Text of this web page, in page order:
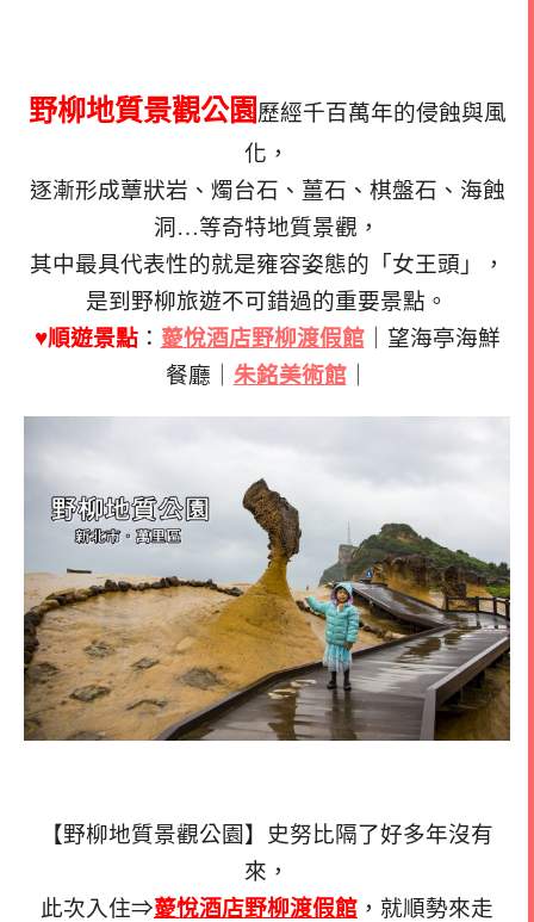
野柳地質景觀公園歷經千百萬年的侵蝕與風
化，
逐漸形成蕈狀岩、燭台石、薑石、棋盤石、海蝕
洞…等奇特地質景觀，
其中最具代表性的就是雍容姿態的「女王頭」，
是到野柳旅遊不可錯過的重要景點。
♥順遊景點： 薆悅酒店野柳渡假館｜望海亭海鮮
餐廳｜ 朱銘美術館｜
【野柳地質景觀公園】史努比隔了好多年沒有
來，
此次入住⇒薆悅酒店野柳渡假館 ，就順勢來走